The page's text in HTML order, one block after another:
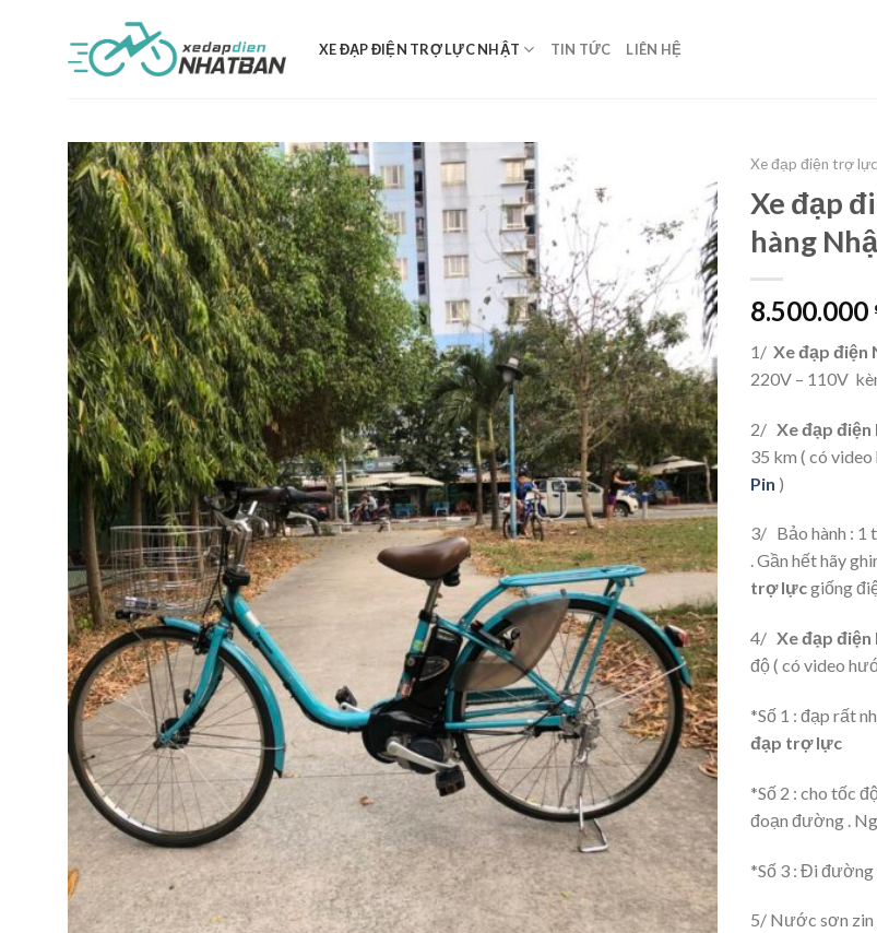
XE ĐẠP ĐIỆN TRỢ LỰC NHẬT TIN TỨC LIÊN HỆ
Xe đạp điện trợ
Xe đạp
hàng
8.500.000
1/ Xe đạp điện
220V – 110V
2/ Xe đạp
35 km ( có
Pin )
3/ Bảo hành : 1
. Gần hết hãy
trợ lựcgiống
4/ Xe đạp điện
độ ( có video
*Số 1 : đạp rất
đạp trợ lực
*Số 2 : cho tốc
đoạn đường .
*Số 3 : Đi
5/ Nước sơn zin